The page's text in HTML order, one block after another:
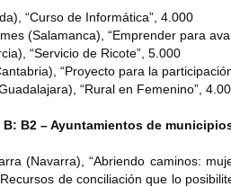
“Curso de Informática”, 4.000
(Salamanca), “Emprender para
“Servicio de Ricote”, 5.000
“Proyecto para la
“Rural en Femenino”,
B: B2 – Ayuntamientos de
(Navarra), “Abriendo caminos:
de conciliación que lo